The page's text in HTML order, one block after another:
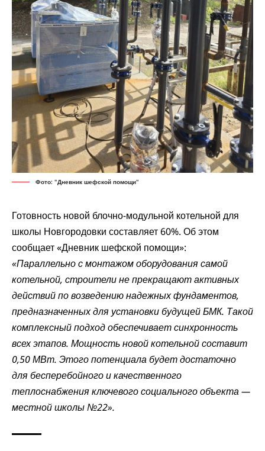
Фото: "Дневник шефской помощи"
Готовность новой блочно-модульной котельной для
школы Новгородовки составляет 60%. Об этом
сообщает «Дневник шефской помощи»:
«Параллельно с монтажом оборудования самой
котельной, строители не прекращают активных
действий по возведению надежных фундаментов,
предназначенных для установки будущей БМК. Такой
комплексный подход обеспечивает синхронность
всех этапов. Мощность новой котельной составит
0,50 МВт. Этого потенциала будет достаточно
для бесперебойного и качественного
теплоснабжения ключевого социального объекта —
местной школы №22».